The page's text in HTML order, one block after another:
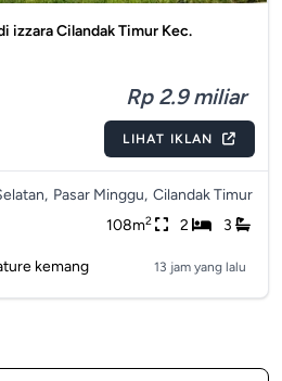
izzara Cilandak Timur Kec.
Rp 2.9 miliar
LIHAT IKLAN
Pasar Minggu, Cilandak Timur
108m2 2 3
kemang 13 jam yang lalu